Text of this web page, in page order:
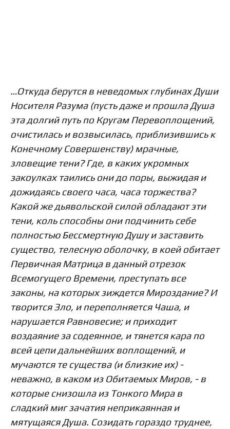
…Откуда берутся в неведомых глубинах Души
Носителя Разума (пусть даже и прошла Душа
эта долгий путь по Кругам Перевоплощений,
очистилась и возвысилась, приблизившись к
Конечному Совершенству) мрачные,
зловещие тени? Где, в каких укромных
закоулках таились они до поры, выжидая и
дожидаясь своего часа, часа торжества?
Какой же дьявольской силой обладают эти
тени, коль способны они подчинить себе
полностью Бессмертную Душу и заставить
существо, телесную оболочку, в коей обитает
Первичная Матрица в данный отрезок
Всемогущего Времени, преступать все
законы, на которых зиждется Мироздание? И
творится Зло, и переполняется Чаша, и
нарушается Равновесие; и приходит
воздаяние за содеянное, и тянется кара по
всей цепи дальнейших воплощений, и
мучаются те существа (и близкие их) -
неважно, в каком из Обитаемых Миров, - в
которые снизошла из Тонкого Мира в
сладкий миг зачатия неприкаянная и
мятущаяся Душа. Созидать гораздо труднее,